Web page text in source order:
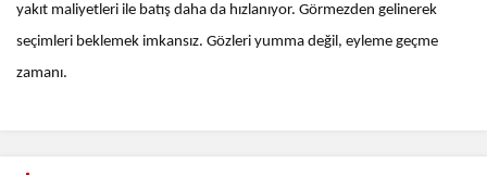
yakıt maliyetleri ile batış daha da hızlanıyor. Görmezden gelinerek
seçimleri beklemek imkansız. Gözleri yumma değil, eyleme geçme
zamanı.